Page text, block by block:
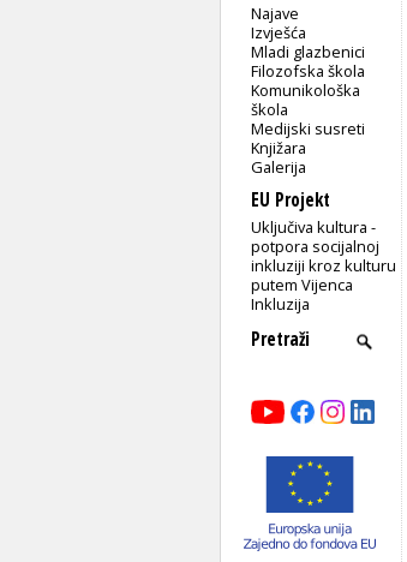
Najave
Izvješća
Mladi glazbenici
Filozofska škola
Komunikološka
škola
Medijski susreti
Knjižara
Galerija
EU Projekt
Uključiva kultura -
potpora socijalnoj
inkluziji kroz kulturu
putem Vijenca
Inkluzija